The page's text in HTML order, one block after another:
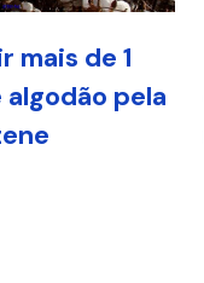
mais de 1
pela